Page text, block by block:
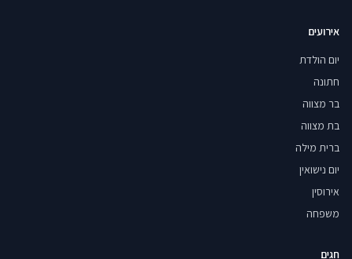
אירועים
יום הולדת
חתונה
בר מצווה
בת מצווה
ברית מילה
יום נישואין
אירוסין
משפחה
חגים